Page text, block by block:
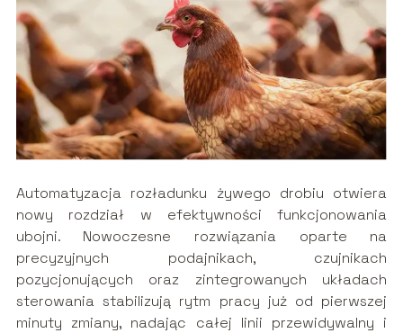
Automatyzacja rozładunku żywego drobiu otwiera
nowy rozdział w efektywności funkcjonowania
ubojni. Nowoczesne rozwiązania oparte na
precyzyjnych podajnikach, czujnikach
pozycjonujących oraz zintegrowanych układach
sterowania stabilizują rytm pracy już od pierwszej
minuty zmiany, nadając całej linii przewidywalny i